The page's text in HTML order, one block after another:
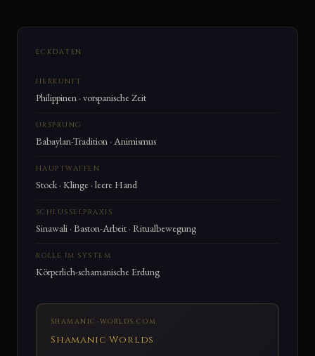
ECKDATEN
HERKUNFT
Philippinen · vorspanische Zeit
URSPRUNG
Babaylan-Tradition · Animismus
HAUPTWAFFEN
Stock · Klinge · leere Hand
SCHLÜSSELPRAXIS
Sinawali · Baston-Arbeit · Ritualbewegung
ROLLE IM SYSTEM
Körperlich-schamanische Erdung
SHAMANIC-WORLDS.COM
Shamanic Worlds